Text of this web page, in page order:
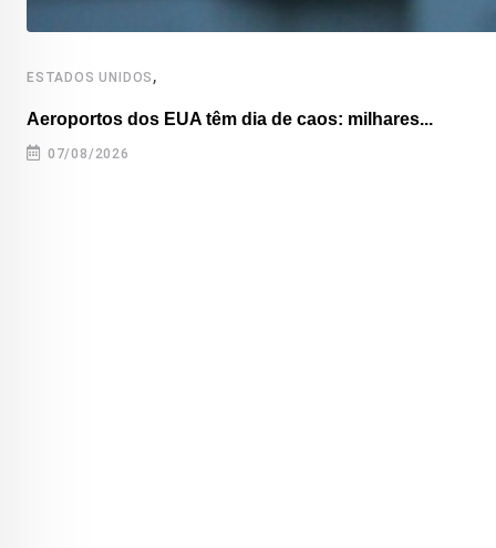
ESTADOS UNIDOS ,
Aeroportos dos EUA têm dia de caos: milhares...
07/08/2026